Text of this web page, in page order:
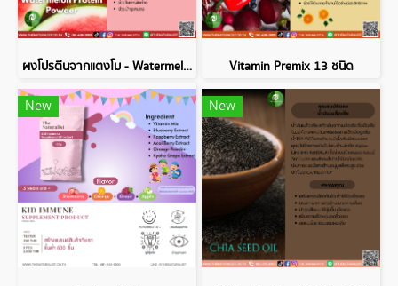
ผงโปรตีนจากแตงโม - Watermelon Protein Powder Vitamin Premix 13 ชนิด
New New